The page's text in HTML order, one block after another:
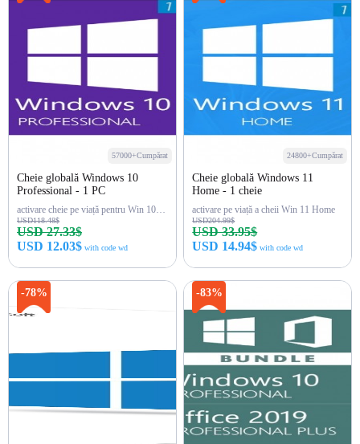
57000+Cumpărat
Cheie globală Windows 10
Professional - 1 PC
activare cheie pe viață pentru Win 10 Pro
USD118.48$
USD 27.33$
USD 12.03$ with code wd
24800+Cumpărat
Cheie globală Windows 11
Home - 1 cheie
activare pe viață a cheii Win 11 Home
USD204.99$
USD 33.95$
USD 14.94$ with code wd
-78% -83%